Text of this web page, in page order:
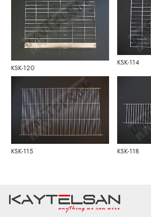
KSK-120
KSK-114
KSK-115 KSK-118